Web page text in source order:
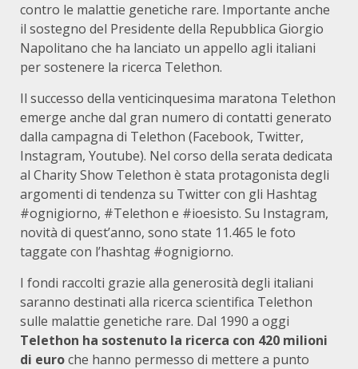
contro le malattie genetiche rare. Importante anche
il sostegno del Presidente della Repubblica Giorgio
Napolitano che ha lanciato un appello agli italiani
per sostenere la ricerca Telethon.
Il successo della venticinquesima maratona Telethon
emerge anche dal gran numero di contatti generato
dalla campagna di Telethon (Facebook, Twitter,
Instagram, Youtube). Nel corso della serata dedicata
al Charity Show Telethon è stata protagonista degli
argomenti di tendenza su Twitter con gli Hashtag
#ognigiorno, #Telethon e #ioesisto. Su Instagram,
novità di quest’anno, sono state 11.465 le foto
taggate con l’hashtag #ognigiorno.
I fondi raccolti grazie alla generosità degli italiani
saranno destinati alla ricerca scientifica Telethon
sulle malattie genetiche rare. Dal 1990 a oggi
Telethon ha sostenuto la ricerca con 420 milioni
di euroche hanno permesso di mettere a punto